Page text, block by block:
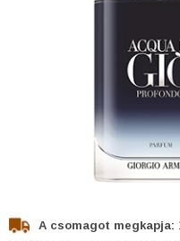
A csomagot megkapja: